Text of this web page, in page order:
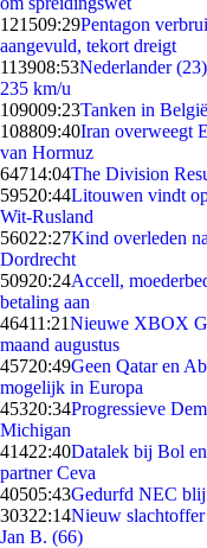
121509:29Pentagon
aangevuld, tekort dreigt
113908:53Nederlander
235 km/u
109009:23Tanken in
108809:40Iran overweegt
van Hormuz
64714:04The Division
59520:44Litouwen vindt
Wit-Rusland
56022:27Kind overleden
Dordrecht
50920:24Accell,
betaling aan
46411:21Nieuwe XBOX
maand augustus
45720:49Geen Qatar en
mogelijk in Europa
45320:34Progressieve
Michigan
41422:40Datalek bij Bol
partner Ceva
40505:43Gedurfd NEC
30322:14Nieuw
Jan B. (66)